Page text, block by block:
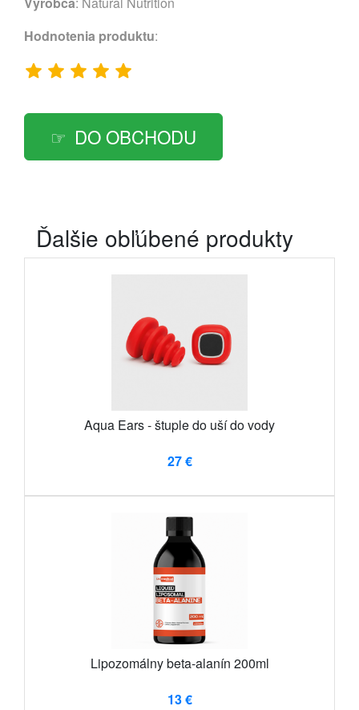
Hodnotenia produktu:
DO OBCHODU
Ďalšie obľúbené produkty
Aqua Ears - štuple do uší do vody
27 €
Lipozomálny beta-alanín 200ml
13 €